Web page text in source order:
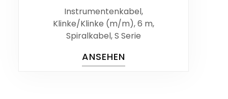
Instrumentenkabel,
Klinke/Klinke (m/m), 6 m,
Spiralkabel, S Serie
ANSEHEN